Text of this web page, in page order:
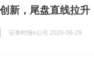
新，尾盘直线拉升
证券时报e公司 2026-06-29